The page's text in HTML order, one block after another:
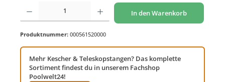
Produkt Anzahl: Gib den gewünschten Wert ein oder benutze die Schaltflächen um
In den Warenkorb
Produktnummer: 000561520000
Mehr Kescher & Teleskopstangen? Das komplette
Sortiment findest du in unserem Fachshop
Poolwelt24!